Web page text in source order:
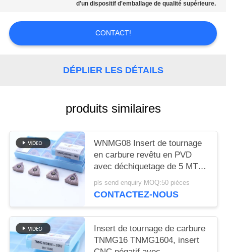
POLITIQUE
CONFIDENTIALITÉ
d'un dispositif d'emballage de qualité supérieure.
CONTACT!
DÉPLIER LES DÉTAILS
produits similaires
WNMG08 Insert de tournage
en carbure revêtu en PVD
avec déchiquetage de 5 MT
pour l'acier et l'acier allié
pls send enquiry MOQ:50 pièces
CONTACTEZ-NOUS
Insert de tournage de carbure
TNMG16 TNMG1604, insert